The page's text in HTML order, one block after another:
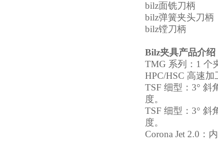
bilz面铣刀柄
bilz弹簧夹头刀柄
bilz镗刀柄
Bilz夹具产品介绍
TMG 系列：1 个
HPC/HSC 高速加
TSF 细型：3° 斜
度。
TSF 细型：3° 斜
度。
Corona Jet 2.0：